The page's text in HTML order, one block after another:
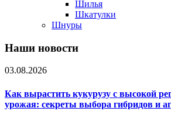
Шилья
Шкатулки
Шнуры
Наши новости
03.08.2026
Как вырастить кукурузу с высокой
урожая: секреты выбора гибридов и